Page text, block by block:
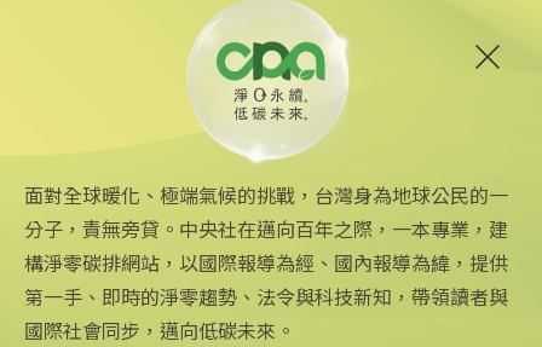
台中智慧停車無紙化9/8上線
2025/08/11 18:54
中央社網站 關注更多
面對全球暖化、極端氣候的挑戰，台灣身為地球公民的一
分子，責無旁貸。中央社在邁向百年之際，一本專業，建
構淨零碳排網站，以國際報導為經、國內報導為緯，提供
第一手、即時的淨零趨勢、法令與科技新知，帶領讀者與
國際社會同步，邁向低碳未來。